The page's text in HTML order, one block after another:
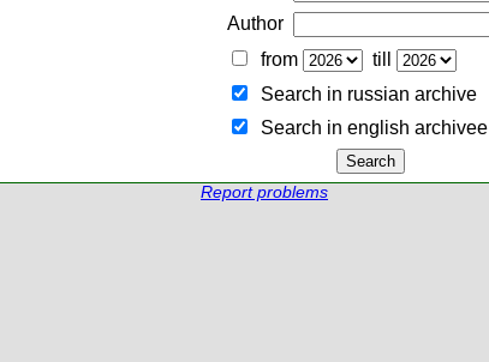
Author
from
till
Search in russian archive
Search in english archiveе
Report problems